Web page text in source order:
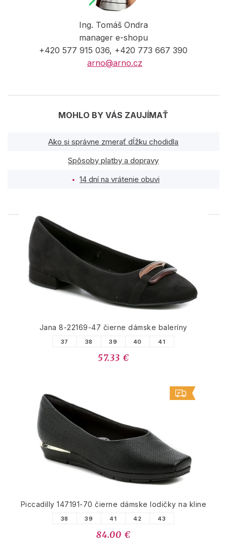
Ing. Tomáš Ondra
manager e-shopu
+420 577 915 036, +420 773 667 390
arno@arno.cz
MOHLO BY VÁS ZAUJÍMAŤ
Ako si správne zmerať dĺžku chodidla
Spôsoby platby a dopravy
14 dní na vrátenie obuvi
PODOBNÉ PRODUKTY
Jana 8-22169-47 čierne dámske baleríny
37 38 39 40 41
57.33 €
Piccadilly 147191-70 čierne dámske lodičky na kline
38 39 41 42 43
84.00 €